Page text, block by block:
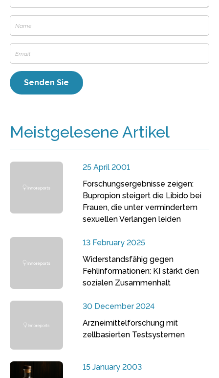
Meistgelesene Artikel
25 April 2001
Forschungsergebnisse zeigen:
Bupropion steigert die Libido bei
Frauen, die unter vermindertem
sexuellen Verlangen leiden
13 February 2025
Widerstandsfähig gegen
Fehlinformationen: KI stärkt den
sozialen Zusammenhalt
30 December 2024
Arzneimittelforschung mit
zellbasierten Testsystemen
15 January 2003